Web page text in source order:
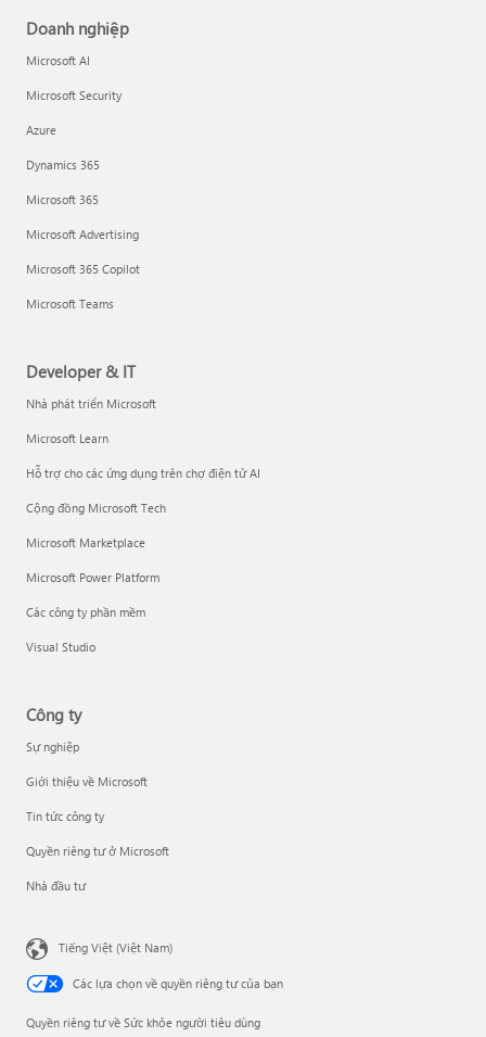
Doanh nghiệp
Microsoft AI
Microsoft Security
Azure
Dynamics 365
Microsoft 365
Microsoft Advertising
Microsoft 365 Copilot
Microsoft Teams
Developer & IT
Nhà phát triển Microsoft
Microsoft Learn
Hỗ trợ cho các ứng dụng trên chợ điện tử AI
Cộng đồng Microsoft Tech
Microsoft Marketplace
Microsoft Power Platform
Các công ty phần mềm
Visual Studio
Công ty
Sự nghiệp
Giới thiệu về Microsoft
Tin tức công ty
Quyền riêng tư ở Microsoft
Nhà đầu tư
Tiếng Việt (Việt Nam)
Các lựa chọn về quyền riêng tư của bạn
Quyền riêng tư về Sức khỏe người tiêu dùng